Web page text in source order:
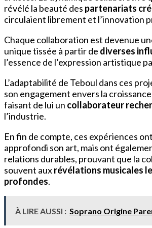
révélé la beauté des partenariats
circulaient librement et l’innovation
Chaque collaboration est devenue
unique tissée à partir de diverses
l’essence de l’expression artistique
L’adaptabilité de Teboul dans ces
son engagement envers la
faisant de lui un collaborateur
l’industrie.
En fin de compte, ces expériences
approfondi son art, mais ont
relations durables, prouvant que la
souvent auxrévélations musicales
profondes.
À LIRE AUSSI : Soprano Origine